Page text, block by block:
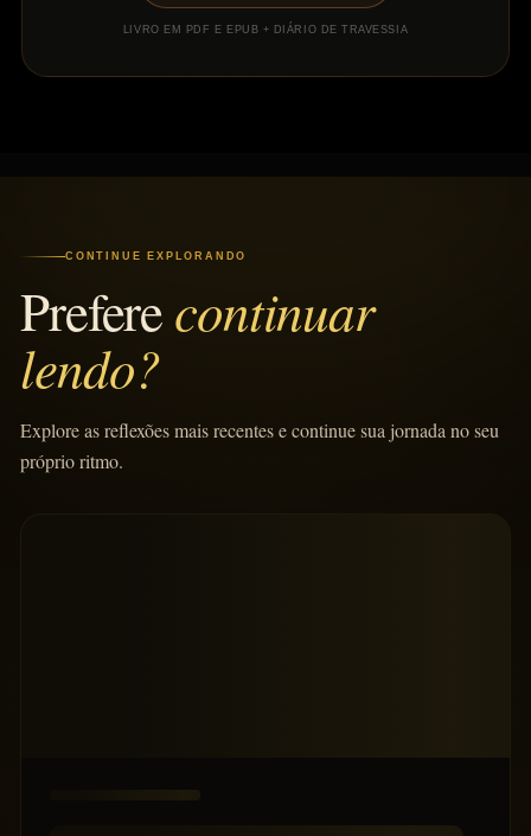
LIVRO EM PDF E EPUB + DIÁRIO DE TRAVESSIA
CONTINUE EXPLORANDO
Preferecontinuar
lendo?
Explore as reflexões mais recentes e continue sua jornada no seu
próprio ritmo.